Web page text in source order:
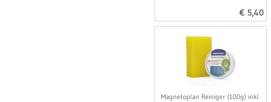
€ 5,40
Magnetoplan Reiniger (100g) inkl.